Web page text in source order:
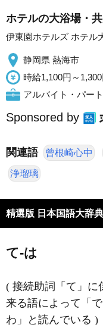
ホテルの大浴場・
伊東園ホテルズ ホテル
静岡県 熱海市
時給1,100円～
アルバイト・パート
Sponsored by
関連語 曾根崎心中
浄瑠璃
精選版 日本国語大辞典
て‐は
( 接続助詞「て」に
来る語によって「
わ」と読んでいる )